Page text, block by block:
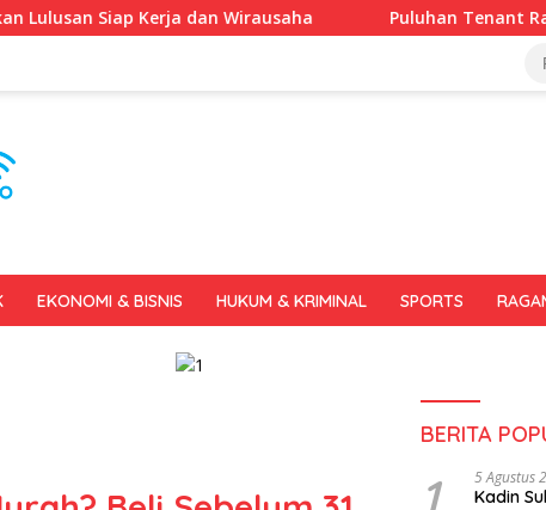
dan Wirausaha Puluhan Tenant Ramaikan Festival
EKONOMI & BISNIS HUKUM & KRIMINAL SPORTS
BERITA
1 5 Agustus
Kadin